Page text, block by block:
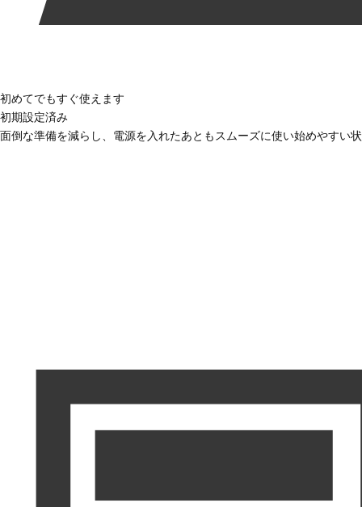
初めてでもすぐ使えます
初期設定済み
面倒な準備を減らし、電源を入れたあともスムーズに使い始めやすい